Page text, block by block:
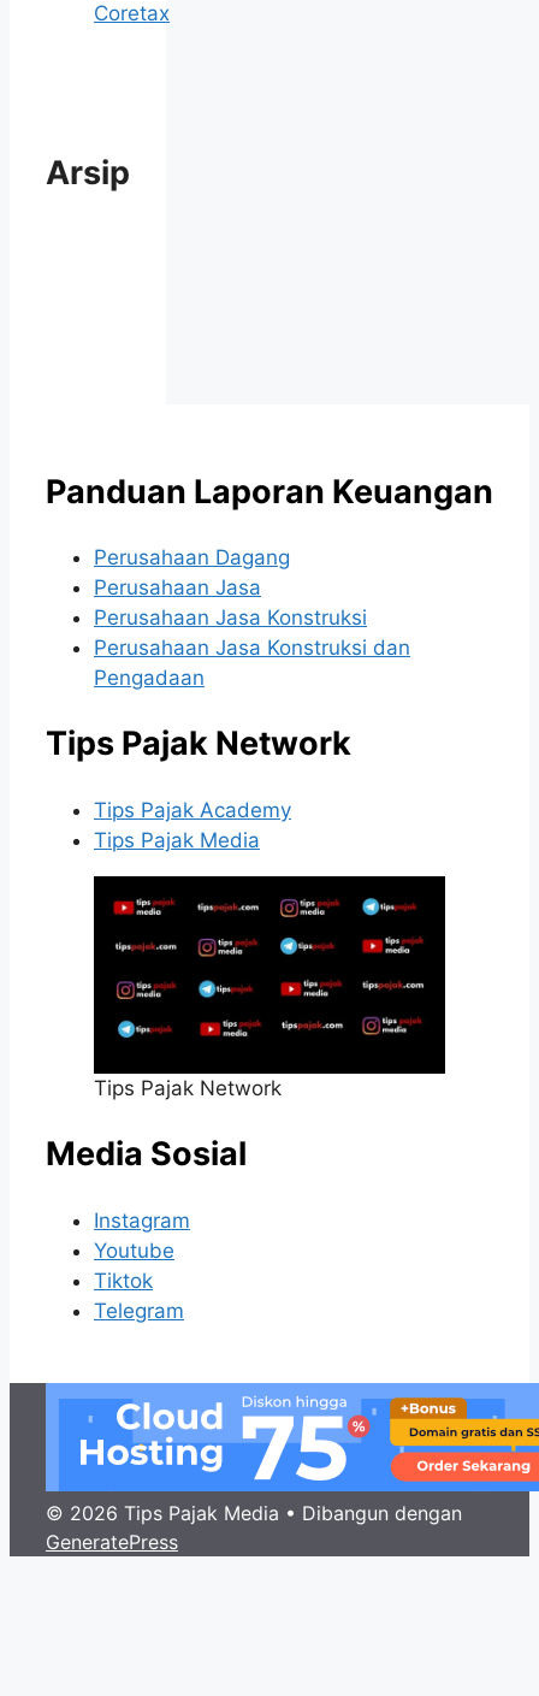
Coretax
Arsip
Panduan Laporan Keuangan
Perusahaan Dagang
Perusahaan Jasa
Perusahaan Jasa Konstruksi
Perusahaan Jasa Konstruksi dan
Pengadaan
Tips Pajak Network
Tips Pajak Academy
Tips Pajak Media
Tips Pajak Network
Media Sosial
Instagram
Youtube
Tiktok
Telegram
© 2026 Tips Pajak Media • Dibangun dengan
GeneratePress